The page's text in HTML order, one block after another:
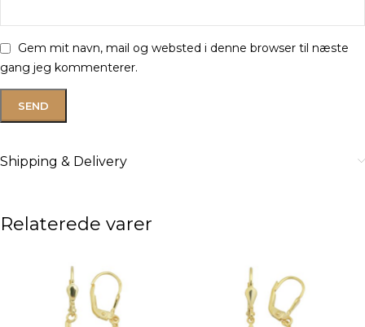
Gem mit navn, mail og websted i denne browser til næste
gang jeg kommenterer.
Shipping & Delivery
Relaterede varer